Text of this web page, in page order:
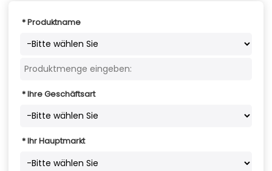
Produktname
Ihre Geschäftsart
Ihr Hauptmarkt